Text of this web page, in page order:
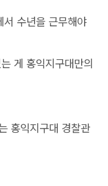
수년을 근무해야
게 홍익지구대만의
홍익지구대 경찰관